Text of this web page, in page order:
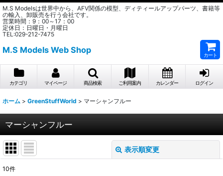
M.S Modelsは世界中から、AFV関係の模型、ディティールアップパーツ、書籍等
の輸入、卸販売を行う会社です。
営業時間：9：00～17：00
定休日：日曜日・月曜日
TEL:029-212-7475
M.S Models Web Shop
カート
カテゴリ マイページ 商品検索 ご利用案内 カレンダー ログイン
ホーム > GreenStuffWorld > マーシャンフルー
マーシャンフルー
表示順変更
10件